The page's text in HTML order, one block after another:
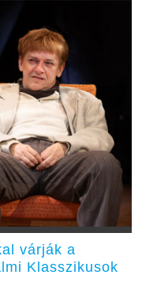
várják a
Klasszikusok